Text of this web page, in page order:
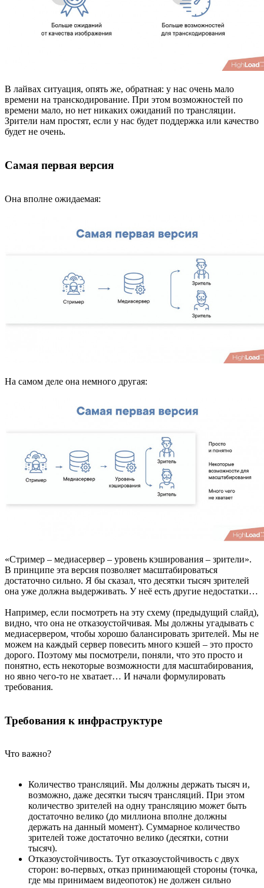
В лайвах ситуация, опять же, обратная: у нас очень мало
времени на транскодирование. При этом возможностей по
времени мало, но нет никаких ожиданий по трансляции.
Зрители нам простят, если у нас будет поддержка или качество
будет не очень.
Самая первая версия
Она вполне ожидаемая:
На самом деле она немного другая:
«Стример – медиасервер – уровень кэширования – зрители».
В принципе эта версия позволяет масштабироваться
достаточно сильно. Я бы сказал, что десятки тысяч зрителей
она уже должна выдерживать. У неё есть другие недостатки…
Например, если посмотреть на эту схему (предыдущий слайд),
видно, что она не отказоустойчивая. Мы должны угадывать с
медиасервером, чтобы хорошо балансировать зрителей. Мы не
можем на каждый сервер повесить много кэшей – это просто
дорого. Поэтому мы посмотрели, поняли, что это просто и
понятно, есть некоторые возможности для масштабирования,
но явно чего-то не хватает… И начали формулировать
требования.
Требования к инфраструктуре
Что важно?
Количество трансляций. Мы должны держать тысяч и,
возможно, даже десятки тысяч трансляций. При этом
количество зрителей на одну трансляцию может быть
достаточно велико (до миллиона вполне должны
держать на данный момент). Суммарное количество
зрителей тоже достаточно велико (десятки, сотни
тысяч).
Отказоустойчивость. Тут отказоустойчивость с двух
сторон: во-первых, отказ принимающей стороны (точка,
где мы принимаем видеопоток) не должен сильно